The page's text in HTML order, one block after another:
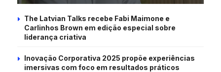
The Latvian Talks recebe Fabi Maimone e
Carlinhos Brown em edição especial sobre
liderança criativa
Inovação Corporativa 2025 propõe experiências
imersivas com foco em resultados práticos